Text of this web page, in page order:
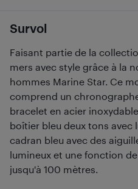
Survol
Faisant partie de la
mers avec style grâce à la
hommes Marine Star. Ce
comprend un
bracelet en acier
boîtier bleu deux tons avec
cadran bleu avec des
lumineux et une fonction
jusqu'à 100 mètres.